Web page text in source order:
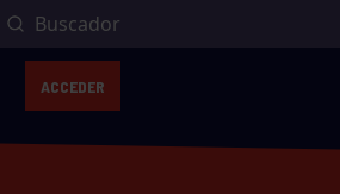
Buscador
ACCEDER